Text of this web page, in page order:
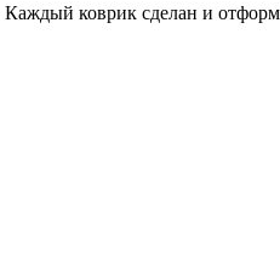
коврик сделан и